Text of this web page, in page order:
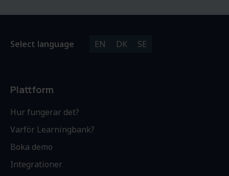
Select language EN DK SE
Plattform
Hur fungerar det?
Varför Learningbank?
Boka demo
Integrationer